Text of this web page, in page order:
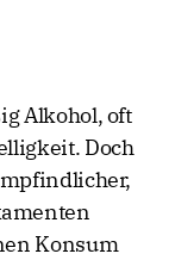
Alkohol, oft
Doch
Konsum